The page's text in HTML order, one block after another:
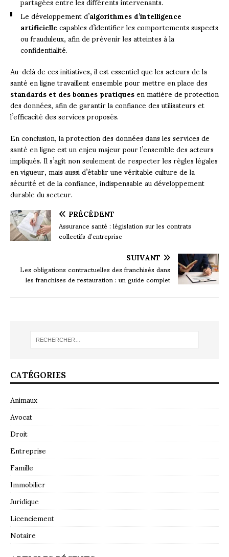
Le développement d’algorithmes d’intelligence
artificiellecapables d’identifier les comportements suspects
ou frauduleux, afin de prévenir les atteintes à la
confidentialité.
Au-delà de ces initiatives, il est essentiel que les acteurs de la
santé en ligne travaillent ensemble pour mettre en place des
standards et des bonnes pratiquesen matière de protection
des données, afin de garantir la confiance des utilisateurs et
l’efficacité des services proposés.
En conclusion, la protection des données dans les services de
santé en ligne est un enjeu majeur pour l’ensemble des acteurs
impliqués. Il s’agit non seulement de respecter les règles légales
en vigueur, mais aussi d’établir une véritable culture de la
sécurité et de la confiance, indispensable au développement
durable du secteur.
PRÉCÉDENT
Assurance santé : législation sur les contrats
collectifs d’entreprise
SUIVANT
Les obligations contractuelles des franchisés dans
les franchises de restauration : un guide complet
CATÉGORIES
Animaux
Avocat
Droit
Entreprise
Famille
Immobilier
Juridique
Licenciement
Notaire